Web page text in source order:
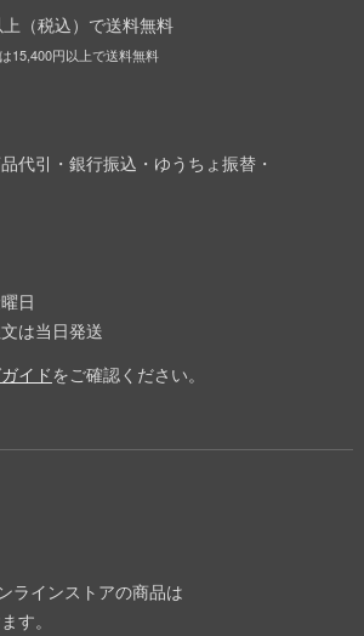
（税込）で送料無料
15,400円以上で送料無料
代引・銀行振込・ゆうちょ振替・
日
は当日発送
イドをご確認ください。
ラインストアの商品は
す。